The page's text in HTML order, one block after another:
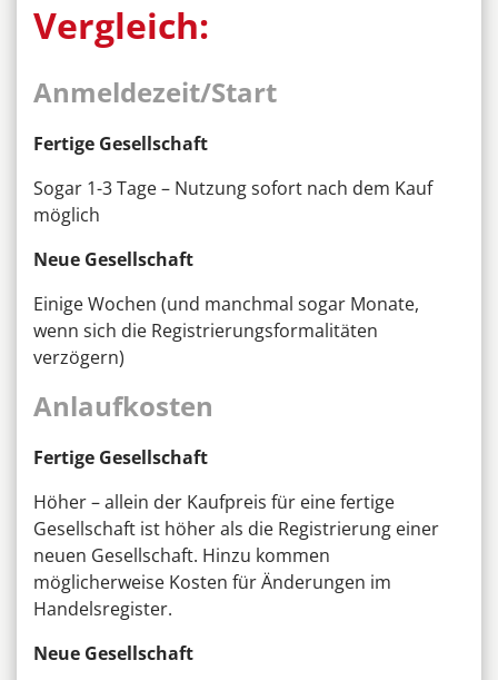
Vergleich:
Anmeldezeit/Start
Fertige Gesellschaft
Sogar 1-3 Tage – Nutzung sofort nach dem Kauf
möglich
Neue Gesellschaft
Einige Wochen (und manchmal sogar Monate,
wenn sich die Registrierungsformalitäten
verzögern)
Anlaufkosten
Fertige Gesellschaft
Höher – allein der Kaufpreis für eine fertige
Gesellschaft ist höher als die Registrierung einer
neuen Gesellschaft. Hinzu kommen
möglicherweise Kosten für Änderungen im
Handelsregister.
Neue Gesellschaft